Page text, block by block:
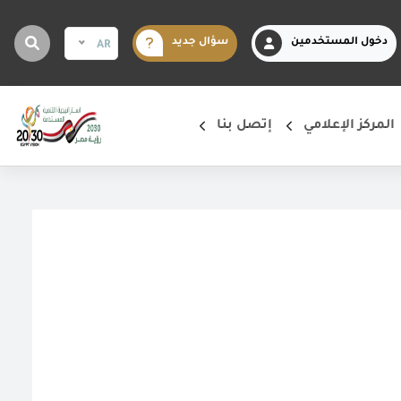
دخول المستخدمين سؤال جديد AR
المركز الإعلامي إتصل بنا